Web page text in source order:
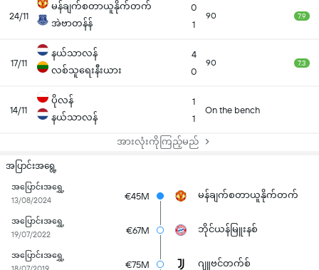
24/11
မန်ချက်စတာယူနိုက်တက်
အဲဗာတန်န်
0
1
90 7.9
17/11
နယ်သာလန်
လစ်သူရေးနီးယား
4
0
90 7.3
14/11
ပိုလန်
နယ်သာလန်
1
1
On the bench
အားလုံးကိုကြည့်မည်
အပြာင်းအရွေ့
အပြောင်းအရွှေ့
13/08/2024
€45M မန်ချက်စတာယူနိုက်တက်
အပြောင်းအရွှေ့
19/07/2022
€67M ဘိုင်ယန်မြူးနစ်
အပြောင်းအရွှေ့
€75M ဂျူဗင်တက်စ်